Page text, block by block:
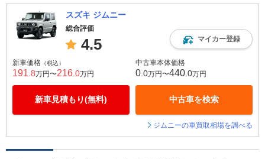
スズキ ジムニー
総合評価
4.5 マイカー登録
新車価格 （税込）
191 .8万円〜216 .0万円
新車見積もり(無料)
中古車本体価格
0 .0万円〜440 .0万円
中古車を検索
ジムニーの車買取相場を調べる